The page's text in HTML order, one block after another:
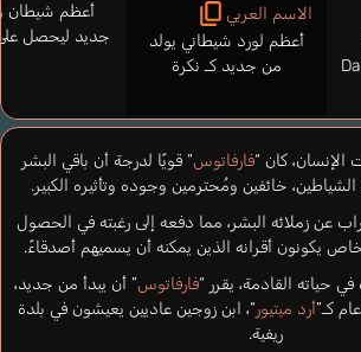
الإنسان، كان “فارفاتوس” قويًا لدرجة أن باقي البشر
خائفين ومُحترمين وجوده وتأثيره الكبير.
عن زملائه البشر، مما دفعه إلى رغبته في الحصول
يكونون أقرانه الذين يمكنه أن يسميهم أصدقاءً.
حياته القادمة، يقرر “فارفاتوس” أن يبدأ من جديد،
كـ”أرد ميتيور“، ابن زوجين عاديين يعيشون في بلدة
ريفية.
الاسم العربي
أعظم لورد شيطاني يولد
من جديد كـ نكرة
أعظم شيطان
جديد ليحصل